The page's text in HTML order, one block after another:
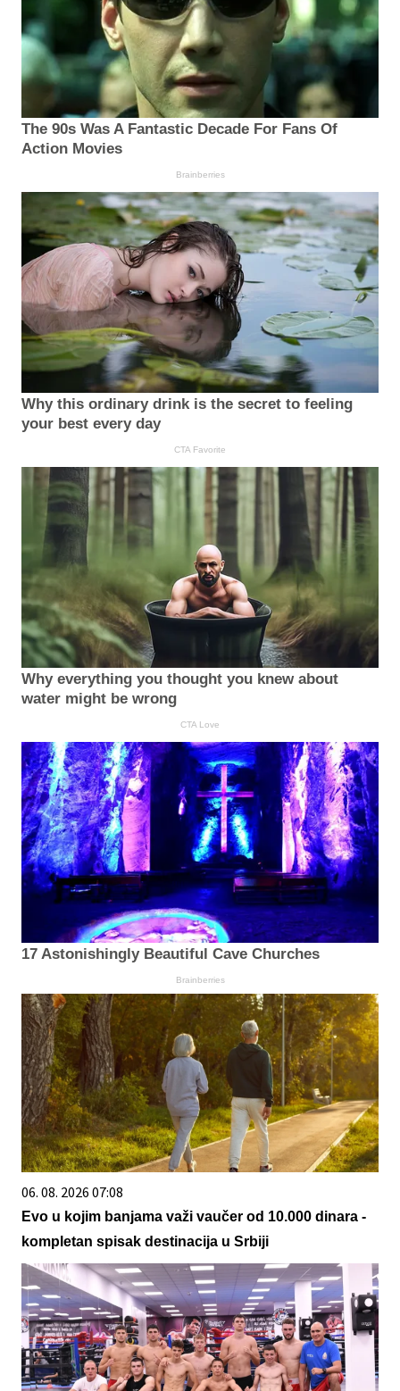
The 90s Was A Fantastic Decade For Fans Of
Action Movies
Brainberries
Why this ordinary drink is the secret to feeling
your best every day
CTA Favorite
Why everything you thought you knew about
water might be wrong
CTA Love
17 Astonishingly Beautiful Cave Churches
Brainberries
06. 08. 2026 07:08
Evo u kojim banjama važi vaučer od 10.000 dinara -
kompletan spisak destinacija u Srbiji